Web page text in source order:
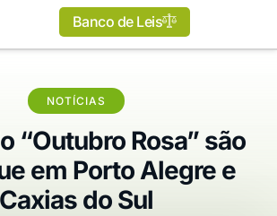
Banco de Leis
NOTÍCIAS
“Outubro Rosa” são
em Porto Alegre e
Caxias do Sul